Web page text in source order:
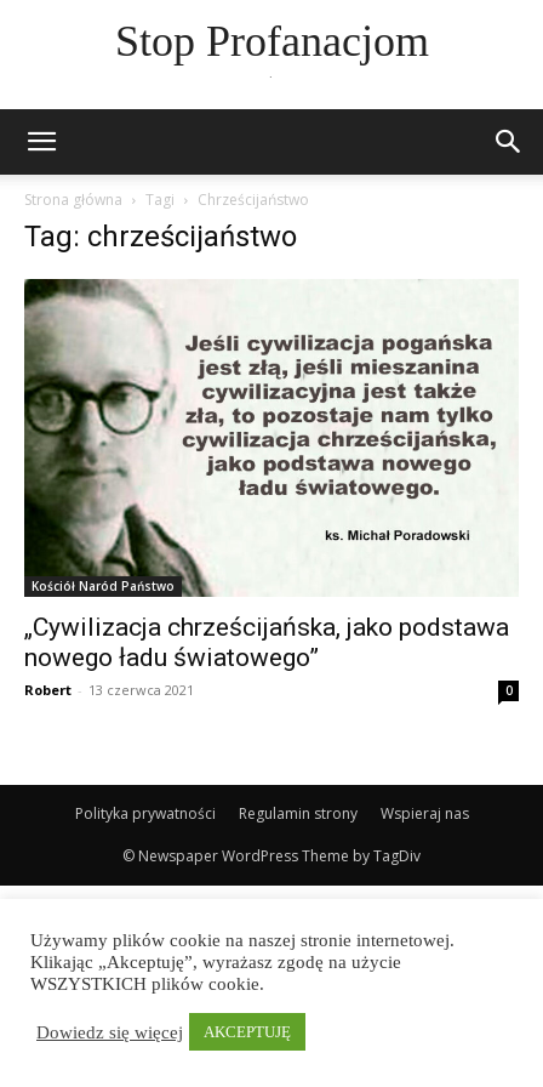
Stop Profanacjom
Strona główna Tagi Chrześcijaństwo
Tag: chrześcijaństwo
Kościół Naród Państwo
„Cywilizacja chrześcijańska, jako podstawa
nowego ładu światowego”
Robert - 13 czerwca 2021 0
Polityka prywatności Regulamin strony Wspieraj nas
© Newspaper WordPress Theme by TagDiv
Używamy plików cookie na naszej stronie internetowej.
Klikając „Akceptuję”, wyrażasz zgodę na użycie
WSZYSTKICH plików cookie.
Dowiedz się więcej AKCEPTUJĘ